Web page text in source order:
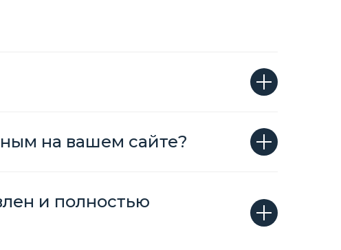
на вашем сайте?
и полностью